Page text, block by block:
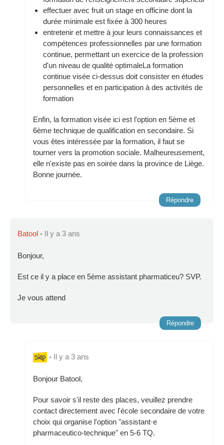
effectuer avec fruit un stage en officine dont la
durée minimale est fixée à 300 heures
entretenir et mettre à jour leurs connaissances et
compétences professionnelles par une formation
continue, permettant un exercice de la profession
d'un niveau de qualité optimaleLa formation
continue visée ci-dessus doit consister en études
personnelles et en participation à des activités de
formation
Enfin, la formation visée ici est l'option en 5ème et
6ème technique de qualification en secondaire. Si
vous êtes intéressée par la formation, il faut se
tourner vers la promotion sociale. Malheureusement,
elle n'existe pas en soirée dans la province de Liège.
Bonne journée.
Répondre
Batool - Il y a 3 ans
Bonjour,
Est ce il y a place en 5ème assistant pharmaticeu? SVP.
Je vous attend
Répondre
- Il y a 3 ans
Bonjour Batool,
Pour savoir s'il reste des places, veuillez prendre
contact directement avec l'école secondaire de votre
choix qui organise l'option "assistant·e
pharmaceutico-technique" en 5-6 TQ.